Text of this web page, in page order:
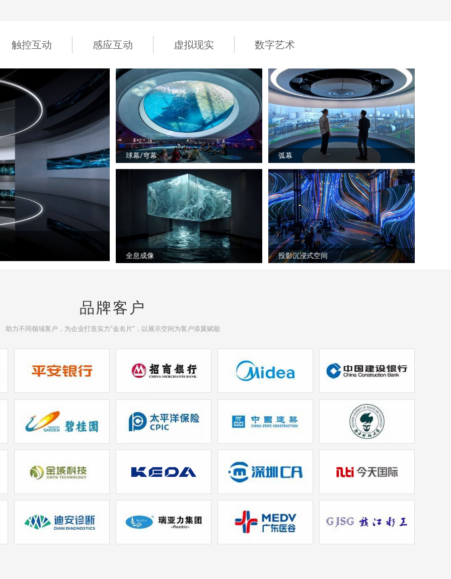
触控互动 感应互动 虚拟现实 数字艺术
球幕/穹幕 弧幕
全息成像 投影沉浸式空间
品牌客户
助力不同领域客户，为企业打造实力“金名片”，以展示空间为客户添翼赋能